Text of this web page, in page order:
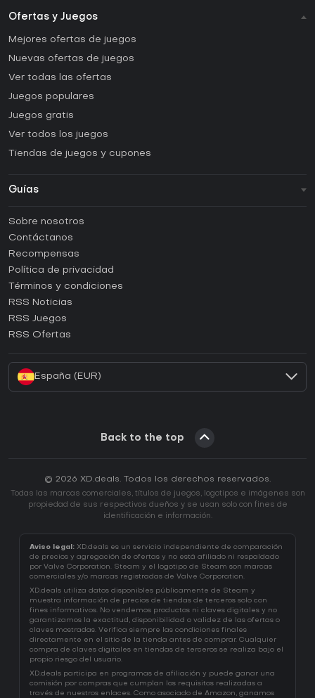
Ofertas y Juegos
Mejores ofertas de juegos
Nuevas ofertas de juegos
Ver todas las ofertas
Juegos populares
Juegos gratis
Ver todos los juegos
Tiendas de juegos y cupones
Guías
Guías y tutoriales
¿Cómo activar una CD Key de Steam?
¿Cómo activar una CD Key de Epic Games?
¿Cómo activar una CD Key de GOG?
¿Cómo activar una CD Key de Ubisoft Connect?
¿Cómo activar una CD Key de EA App?
Sobre nosotros
Contáctanos
Recompensas
Política de privacidad
Términos y condiciones
RSS Noticias
RSS Juegos
RSS Ofertas
España (EUR)
Back to the top
© 2026 XD.deals. Todos los derechos reservados.
Todas las marcas comerciales, títulos de juegos, logotipos e imágenes son
propiedad de sus respectivos dueños y se usan solo con fines de
identificación e información.
Aviso legal: XD.deals es un servicio independiente de comparación
de precios y agregación de ofertas y no está afiliado ni respaldado
por Valve Corporation. Steam y el logotipo de Steam son marcas
comerciales y/o marcas registradas de Valve Corporation.
XD.deals utiliza datos disponibles públicamente de Steam y
muestra información de precios de tiendas de terceros solo con
fines informativos. No vendemos productos ni claves digitales y no
garantizamos la exactitud, disponibilidad o validez de las ofertas o
claves mostradas. Verifica siempre las condiciones finales
directamente en el sitio de la tienda antes de comprar. Cualquier
compra de claves digitales en tiendas de terceros se realiza bajo el
propio riesgo del usuario.
XD.deals participa en programas de afiliación y puede ganar una
comisión por compras que cumplan los requisitos realizadas a
través de nuestros enlaces. Como asociado de Amazon, ganamos